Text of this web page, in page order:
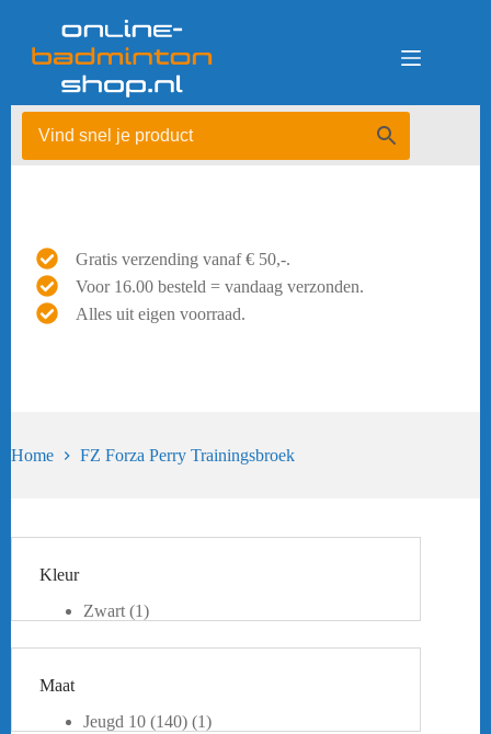
Gratis verzending vanaf € 50,-.
Voor 16.00 besteld = vandaag verzonden.
Alles uit eigen voorraad.
Home FZ Forza Perry Trainingsbroek
Kleur
Zwart (1)
Maat
Jeugd 10 (140) (1)